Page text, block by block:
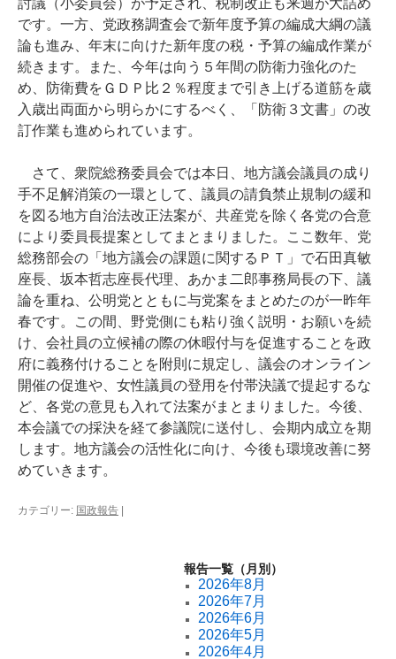
です。一方、党政務調査会で新年度予算の編成大綱の議
論も進み、年末に向けた新年度の税・予算の編成作業が
続きます。また、今年は向う５年間の防衛力強化のた
め、防衛費をＧＤＰ比２％程度まで引き上げる道筋を歳
入歳出両面から明らかにするべく、「防衛３文書」の改
訂作業も進められています。
さて、衆院総務委員会では本日、地方議会議員の成り
手不足解消策の一環として、議員の請負禁止規制の緩和
を図る地方自治法改正法案が、共産党を除く各党の合意
により委員長提案としてまとまりました。ここ数年、党
総務部会の「地方議会の課題に関するＰＴ」で石田真敏
座長、坂本哲志座長代理、あかま二郎事務局長の下、議
論を重ね、公明党とともに与党案をまとめたのが一昨年
春です。この間、野党側にも粘り強く説明・お願いを続
け、会社員の立候補の際の休暇付与を促進することを政
府に義務付けることを附則に規定し、議会のオンライン
開催の促進や、女性議員の登用を付帯決議で提起するな
ど、各党の意見も入れて法案がまとまりました。今後、
本会議での採決を経て参議院に送付し、会期内成立を期
します。地方議会の活性化に向け、今後も環境改善に努
めていきます。
カテゴリー: 国政報告 |
報告一覧（月別）
2026年8月
2026年7月
2026年6月
2026年5月
2026年4月